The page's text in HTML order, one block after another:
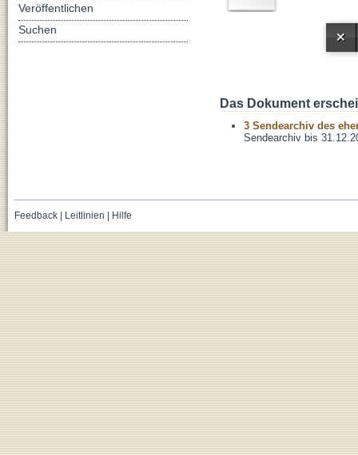
Das Dokument
3 Sendearchiv des
Sendearchiv bis
Veröffentlichen
Suchen
Feedback| Leitlinien Hilfe